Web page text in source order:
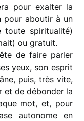
pour exalter la
pour aboutir à un
toute spiritualité)
ou gratuit.
de faire parler
yeux, son esprit
puis, très vite,
et de débonder la
mot, et, pour
autonome en